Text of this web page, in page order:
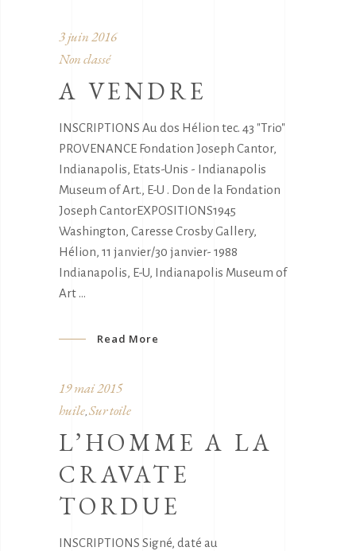
3 juin 2016
Non classé
A VENDRE
INSCRIPTIONS Au dos Hélion tec. 43 "Trio"
PROVENANCE Fondation Joseph Cantor,
Indianapolis, Etats-Unis - Indianapolis
Museum of Art., E-U . Don de la Fondation
Joseph CantorEXPOSITIONS1945
Washington, Caresse Crosby Gallery,
Hélion, 11 janvier/30 janvier- 1988
Indianapolis, E-U, Indianapolis Museum of
Art
Read More
19 mai 2015
huile, Sur toile
L’HOMME A LA
CRAVATE
TORDUE
INSCRIPTIONS Signé, daté au